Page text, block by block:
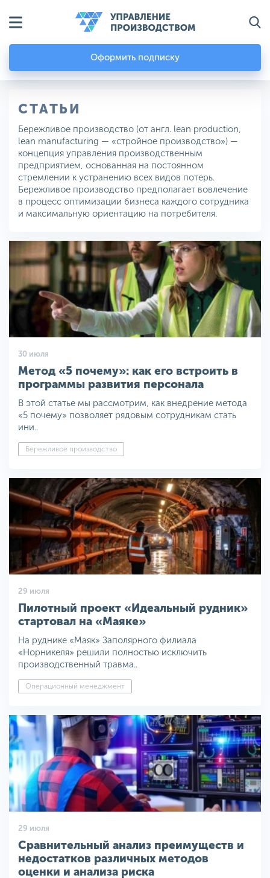
Оформить подписку
СТАТЬИ
Бережливое производство (от англ. lean production,
lean manufacturing — «стройное производство») —
концепция управления производственным
предприятием, основанная на постоянном
стремлении к устранению всех видов потерь.
Бережливое производство предполагает вовлечение
в процесс оптимизации бизнеса каждого сотрудника
и максимальную ориентацию на потребителя.
30 июля
Метод «5 почему»: как его встроить в
программы развития персонала
В этой статье мы рассмотрим, как внедрение метода
«5 почему» позволяет рядовым сотрудникам стать
ини..
Бережливое производство
29 июля
Пилотный проект «Идеальный рудник»
стартовал на «Маяке»
На руднике «Маяк» Заполярного филиала
«Норникеля» решили полностью исключить
производственный травма..
Операционный менеджмент
29 июля
Сравнительный анализ преимуществ и
недостатков различных методов
оценки и анализа риска